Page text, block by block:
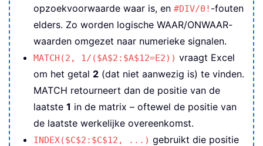
opzoekvoorwaarde waar is, en #DIV/0! -fouten
elders. Zo worden logische WAAR/ONWAAR-
waarden omgezet naar numerieke signalen.
MATCH(2, 1/($A$2:$A$12=E2)) vraagt Excel
om het getal 2 (dat niet aanwezig is) te vinden.
MATCH retourneert dan de positie van de
laatste 1 in de matrix – oftewel de positie van
de laatste werkelijke overeenkomst.
INDEX($C$2:$C$12, ...) gebruikt die positie